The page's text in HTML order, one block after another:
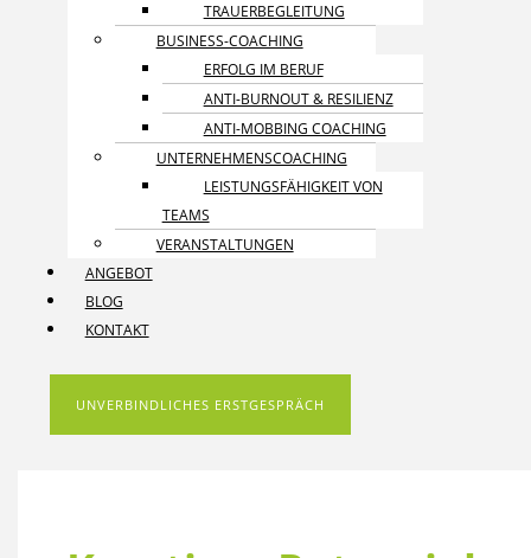
TRAUER­BEGLEITUNG
BUSINESS-COACHING
ERFOLG IM BERUF
ANTI-BURNOUT & RESILIENZ
ANTI-MOBBING COACHING
UNTERNEHMENS­COACHING
LEISTUNGSFÄHIGKEIT VON
TEAMS
VERANSTALTUNGEN
ANGEBOT
BLOG
KONTAKT
UNVERBINDLICHES ERSTGESPRÄCH